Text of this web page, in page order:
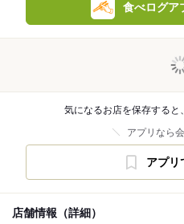
食べログア
気になるお店を保存すると
アプリなら
アプリ
店舗情報（詳細）